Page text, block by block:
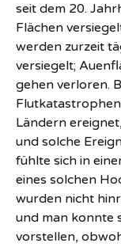
seit dem 20.
Flächen
werden zurzeit
versiegelt;
gehen verloren.
Ländern
und solche
fühlte sich in
eines solchen
wurden nicht
und man konnte
vorstellen,